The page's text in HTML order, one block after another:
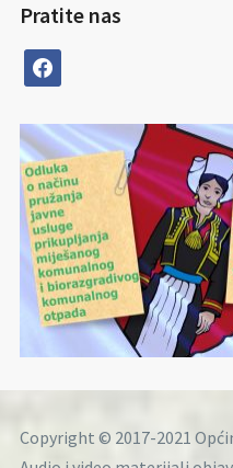
Pratite nas
facebook
Copyright © 2017-2021